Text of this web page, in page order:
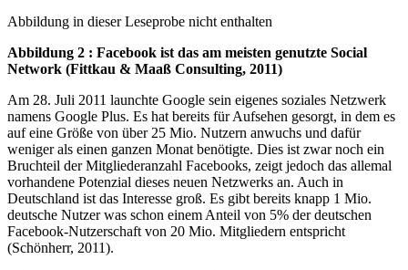
Abbildung in dieser Leseprobe nicht enthalten
Abbildung 2 : Facebook ist das am meisten genutzte Social
Network (Fittkau & Maaß Consulting, 2011)
Am 28. Juli 2011 launchte Google sein eigenes soziales Netzwerk
namens Google Plus. Es hat bereits für Aufsehen gesorgt, in dem es
auf eine Größe von über 25 Mio. Nutzern anwuchs und dafür
weniger als einen ganzen Monat benötigte. Dies ist zwar noch ein
Bruchteil der Mitgliederanzahl Facebooks, zeigt jedoch das allemal
vorhandene Potenzial dieses neuen Netzwerks an. Auch in
Deutschland ist das Interesse groß. Es gibt bereits knapp 1 Mio.
deutsche Nutzer was schon einem Anteil von 5% der deutschen
Facebook-Nutzerschaft von 20 Mio. Mitgliedern entspricht
(Schönherr, 2011).